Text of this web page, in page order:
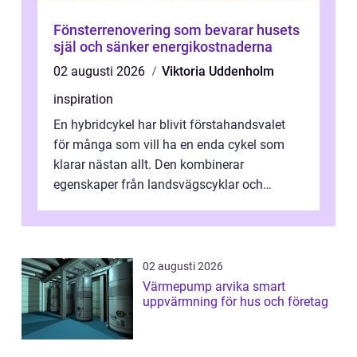
Fönsterrenovering som bevarar husets
själ och sänker energikostnaderna
02 augusti 2026
Viktoria Uddenholm
inspiration
En hybridcykel har blivit förstahandsvalet
för många som vill ha en enda cykel som
klarar nästan allt. Den kombinerar
egenskaper från landsvägscyklar och
02 augusti 2026
Värmepump arvika smart
uppvärmning för hus och företag